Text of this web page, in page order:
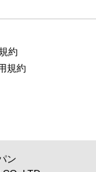
約
規約
ン